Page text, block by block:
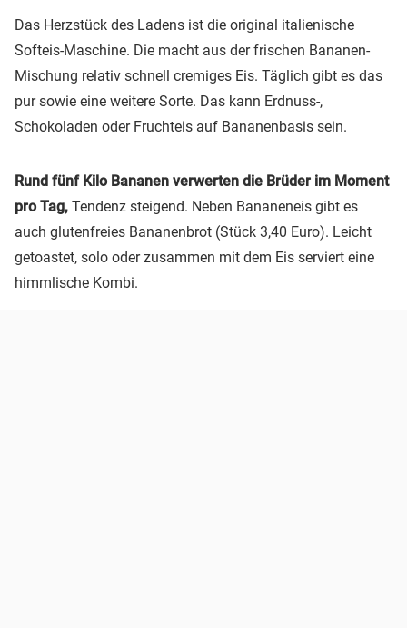
Das Herzstück des Ladens ist die original italienische
Softeis-Maschine. Die macht aus der frischen Bananen-
Mischung relativ schnell cremiges Eis. Täglich gibt es das
pur sowie eine weitere Sorte. Das kann Erdnuss-,
Schokoladen oder Fruchteis auf Bananenbasis sein.
Rund fünf Kilo Bananen verwerten die Brüder im Moment
pro Tag, Tendenz steigend. Neben Bananeneis gibt es
auch glutenfreies Bananenbrot (Stück 3,40 Euro). Leicht
getoastet, solo oder zusammen mit dem Eis serviert eine
himmlische Kombi.